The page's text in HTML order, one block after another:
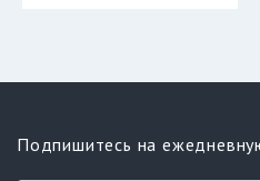
Подпишитесь на